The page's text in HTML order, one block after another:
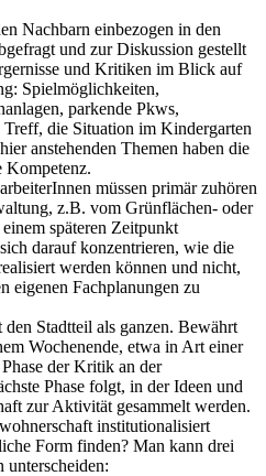
Nachbarn einbezogen in den
und zur Diskussion gestellt
und Kritiken im Blick auf
Spielmöglichkeiten,
parkende Pkws,
die Situation im Kindergarten
anstehenden Themen haben die
Kompetenz.
müssen primär zuhören
z.B. vom Grünflächen- oder
späteren Zeitpunkt
darauf konzentrieren, wie die
werden können und nicht,
eigenen Fachplanungen zu
Stadtteil als ganzen. Bewährt
Wochenende, etwa in Art einer
der Kritik an der
Phase folgt, in der Ideen und
zur Aktivität gesammelt werden.
institutionalisiert
Form finden? Man kann drei
unterscheiden: